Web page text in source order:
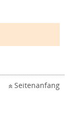
Seitenanfang